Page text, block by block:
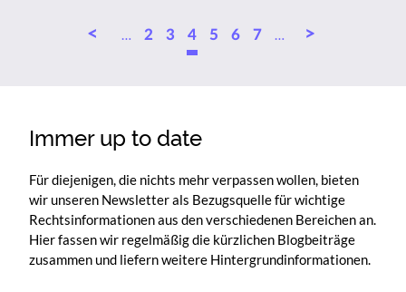
… Page
2 Page
3
Aktuelle
Seite
4 Page
5 Page
6 Page
7 …
Immer up to date
Für diejenigen, die nichts mehr verpassen wollen, bieten
wir unseren Newsletter als Bezugsquelle für wichtige
Rechtsinformationen aus den verschiedenen Bereichen an.
Hier fassen wir regelmäßig die kürzlichen Blogbeiträge
zusammen und liefern weitere Hintergrundinformationen.